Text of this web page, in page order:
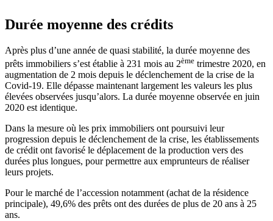
Durée moyenne des crédits
Après plus d’une année de quasi stabilité, la durée moyenne des
prêts immobiliers s’est établie à 231 mois au 2ème trimestre 2020, en
augmentation de 2 mois depuis le déclenchement de la crise de la
Covid-19. Elle dépasse maintenant largement les valeurs les plus
élevées observées jusqu’alors. La durée moyenne observée en juin
2020 est identique.
Dans la mesure où les prix immobiliers ont poursuivi leur
progression depuis le déclenchement de la crise, les établissements
de crédit ont favorisé le déplacement de la production vers des
durées plus longues, pour permettre aux emprunteurs de réaliser
leurs projets.
Pour le marché de l’accession notamment (achat de la résidence
principale), 49,6% des prêts ont des durées de plus de 20 ans à 25
ans.